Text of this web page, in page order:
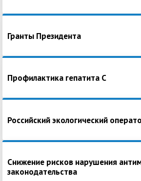
Гранты Президента
Профилактика гепатита С
Российский экологический
Снижение рисков нарушения
законодательства